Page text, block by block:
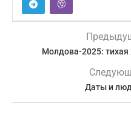
Молдова-2025: тихая
Даты и